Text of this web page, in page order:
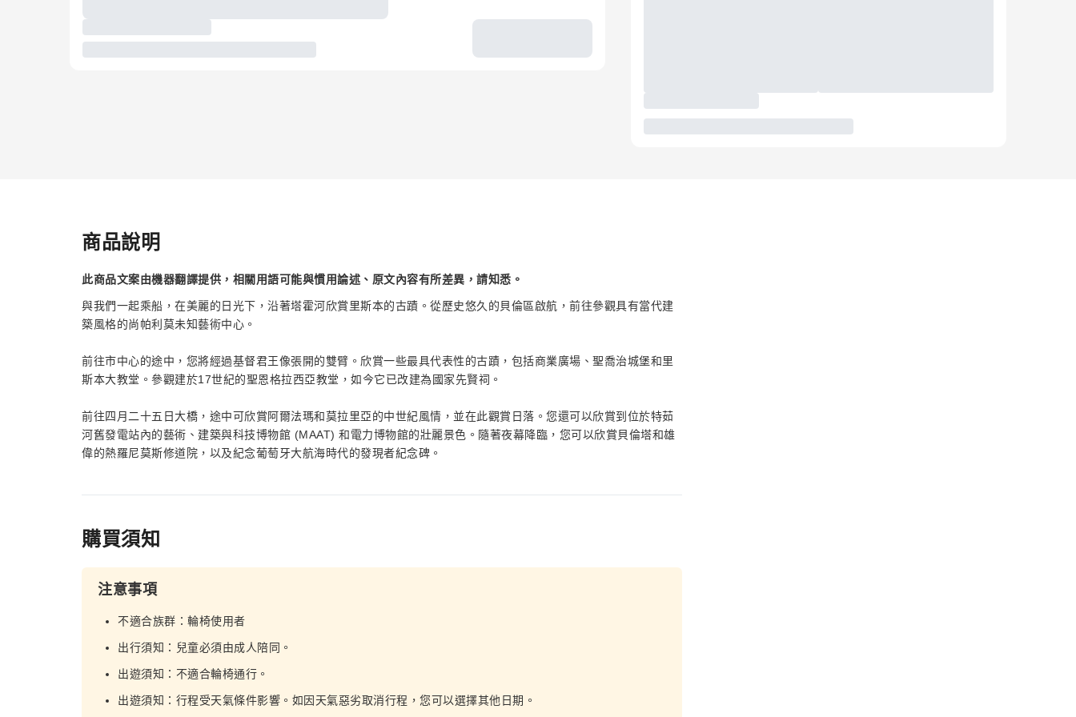
商品說明
此商品文案由機器翻譯提供，相關用語可能與慣用論述、原文內容有所差異，請知悉。
與我們一起乘船，在美麗的日光下，沿著塔霍河欣賞里斯本的古蹟。從歷史悠久的貝倫區啟航，前往參觀具有當代建
築風格的尚帕利莫未知藝術中心。
前往市中心的途中，您將經過基督君王像張開的雙臂。欣賞一些最具代表性的古蹟，包括商業廣場、聖喬治城堡和里
斯本大教堂。參觀建於17世紀的聖恩格拉西亞教堂，如今它已改建為國家先賢祠。
前往四月二十五日大橋，途中可欣賞阿爾法瑪和莫拉里亞的中世紀風情，並在此觀賞日落。您還可以欣賞到位於特茹
河舊發電站內的藝術、建築與科技博物館 (MAAT) 和電力博物館的壯麗景色。隨著夜幕降臨，您可以欣賞貝倫塔和雄
偉的熱羅尼莫斯修道院，以及紀念葡萄牙大航海時代的發現者紀念碑。
購買須知
注意事項
不適合族群：輪椅使用者
出行須知：兒童必須由成人陪同。
出遊須知：不適合輪椅通行。
出遊須知：行程受天氣條件影響。如因天氣惡劣取消行程，您可以選擇其他日期。